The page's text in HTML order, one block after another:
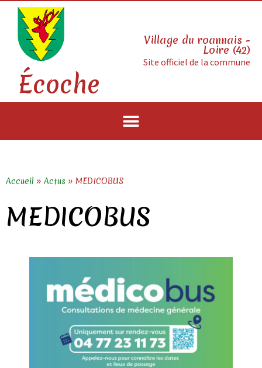
Écoche
Village du roannais -
Loire (42)
Site officiel de la commune
Accueil » Actus » MEDICOBUS
MEDICOBUS